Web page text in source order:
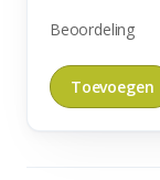
Beoordeling